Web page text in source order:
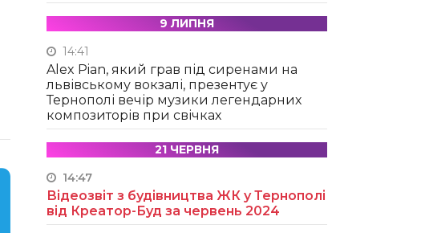
9 ЛИПНЯ
14:41
Alex Pian, який грав під сиренами на
львівському вокзалі, презентує у
Тернополі вечір музики легендарних
композиторів при свічках
21 ЧЕРВНЯ
14:47
Відеозвіт з будівництва ЖК у Тернополі
від Креатор-Буд за червень 2024